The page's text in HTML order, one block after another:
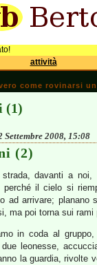
attività
come rovinarsi
(1)
Settembre 2008, 15:08
(2)
strada, davanti a noi,
perché il cielo si
ad arrivare; planano
ma poi torna sui rami
in coda al
due leonesse,
la guardia, rivolte